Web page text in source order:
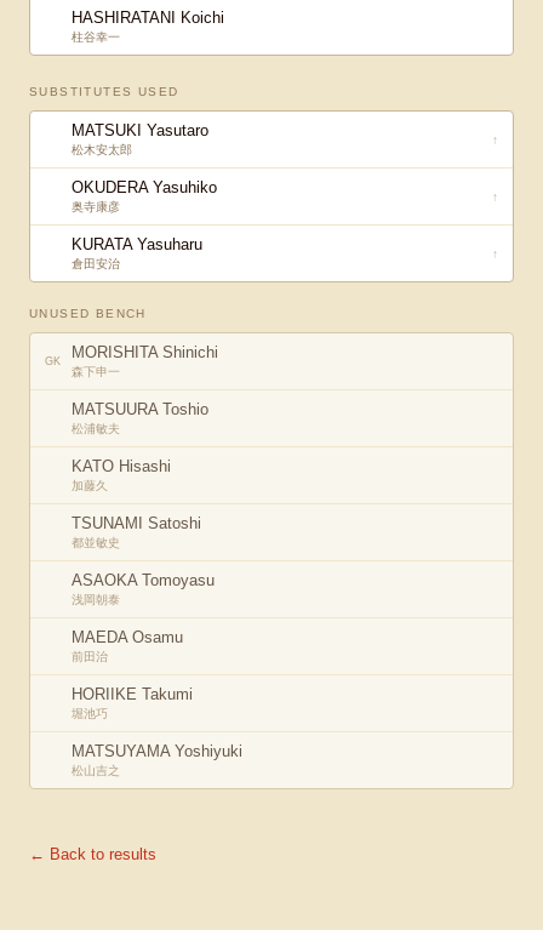
HASHIRATANI Koichi
柱谷幸一
SUBSTITUTES USED
MATSUKI Yasutaro
松木安太郎
↑
OKUDERA Yasuhiko
奥寺康彦
↑
KURATA Yasuharu
倉田安治
↑
UNUSED BENCH
GK MORISHITA Shinichi
森下申一
MATSUURA Toshio
松浦敏夫
KATO Hisashi
加藤久
TSUNAMI Satoshi
都並敏史
ASAOKA Tomoyasu
浅岡朝泰
MAEDA Osamu
前田治
HORIIKE Takumi
堀池巧
MATSUYAMA Yoshiyuki
松山吉之
← Back to results